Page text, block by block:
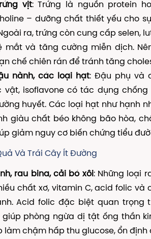
vịt: Trứng là nguồn protein
– dưỡng chất thiết yếu cho
ra, trứng còn cung cấp selen,
mắt và tăng cường miễn dịch.
chế chiên rán để tránh tăng
nành, các loại hạt: Đậu phụ và
vật, isoflavone có tác dụng chống
huyết. Các loại hạt như hạnh
giàu chất béo không bão hòa,
giảm nguy cơ biến chứng tiểu
Và Trái Cây Ít Đường
rau bina, cải bó xôi: Những loại
chất xơ, vitamin C, acid folic và
Acid folic đặc biệt quan trọng
giúp phòng ngừa dị tật ống thần
làm chậm hấp thu glucose, ổn định